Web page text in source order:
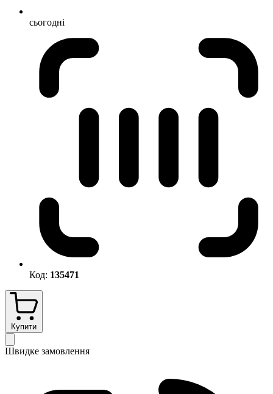
сьогодні
Код: 135471
Купити
Швидке замовлення